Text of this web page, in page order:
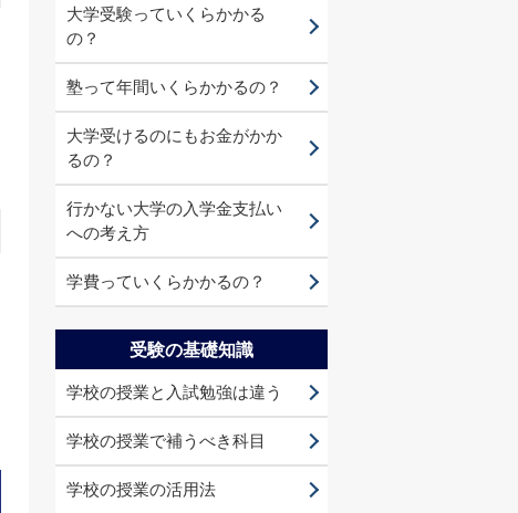
大学受験っていくらかかる
の？
塾って年間いくらかかるの？
大学受けるのにもお金がかか
るの？
行かない大学の入学金支払い
への考え方
学費っていくらかかるの？
受験の基礎知識
学校の授業と入試勉強は違う
学校の授業で補うべき科目
学校の授業の活用法